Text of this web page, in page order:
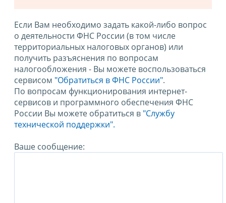
Если Вам необходимо задать какой-либо вопрос
о деятельности ФНС России (в том числе
территориальных налоговых органов) или
получить разъяснения по вопросам
налогообложения - Вы можете воспользоваться
сервисом "Обратиться в ФНС России".
По вопросам функционирования интернет-
сервисов и программного обеспечения ФНС
России Вы можете обратиться в "Службу
технической поддержки".
Ваше сообщение: